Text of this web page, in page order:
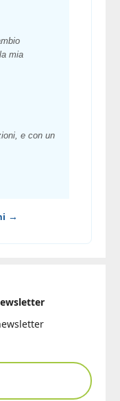
mia
e con un
→